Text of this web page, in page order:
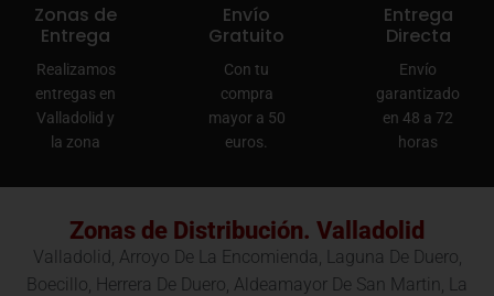
Zonas de
Entrega
Realizamos
entregas en
Valladolid y
la zona
Envío
Gratuito
Con tu
compra
mayor a 50
euros.
Entrega
Directa
Envío
garantizado
en 48 a 72
horas
Zonas de Distribución. Valladolid
Valladolid, Arroyo De La Encomienda, Laguna De Duero,
Boecillo, Herrera De Duero, Aldeamayor De San Martin, La